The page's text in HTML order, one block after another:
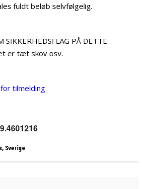
fuldt beløb selvfølgelig.
SIKKERHEDSFLAG PÅ DETTE
er tæt skov osv.
tilmelding
Sverige